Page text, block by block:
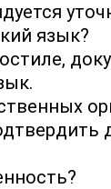
язык?